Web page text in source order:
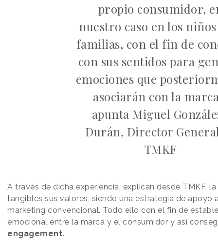
propio consumidor,
nuestro caso en los niños
familias, con el fin de
con sus sentidos para
emociones que
asociarán con la
apunta Miguel
Durán, Director
TMKF
A través de dicha experiencia, explican desde TMKF,
tangibles sus valores, siendo una estrategia de apoyo
marketing convencional. Todo ello con el fin de
emocional entre la marca y el consumidor y así
engagement.